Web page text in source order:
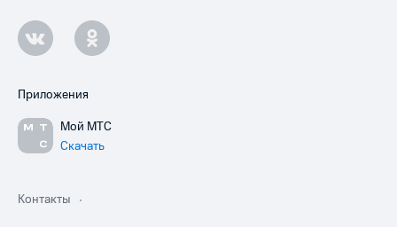
Приложения
Мой МТС
Скачать
Контакты